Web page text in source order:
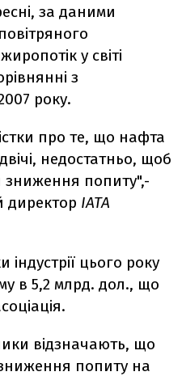
за даними
у світі
з
року.
про те, що нафта
недостатньо, щоб
зниження попиту",-
директор IATA
цього року
в 5,2 млрд. дол., що
відзначають, що
попиту на